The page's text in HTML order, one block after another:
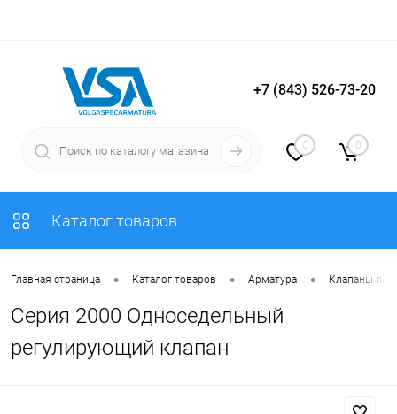
Вход Регистрация
+7 (843) 526-73-20
0 0
Каталог товаров
Главная страница • Каталог товаров • Арматура • Клапаны
Серия 2000 Односедельный
регулирующий клапан